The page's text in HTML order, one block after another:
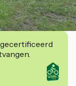
gecertificeerd